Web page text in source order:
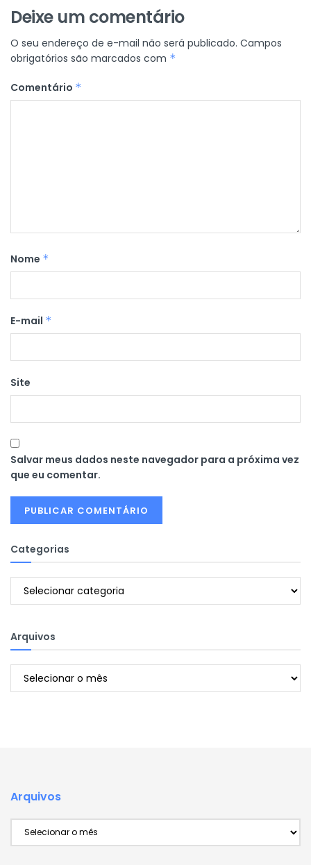
Deixe um comentário
O seu endereço de e-mail não será publicado. Campos
obrigatórios são marcados com *
Comentário *
Nome *
E-mail *
Site
Salvar meus dados neste navegador para a próxima vez
que eu comentar.
Categorias
Categorias
Arquivos
Arquivos
Arquivos
Arquivos